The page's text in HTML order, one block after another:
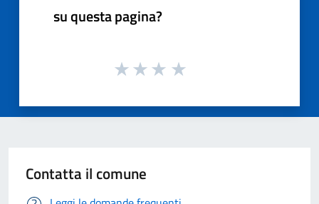
su questa pagina?
Contatta il comune